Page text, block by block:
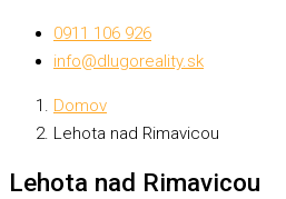
0911 106 926
info@dlugoreality.sk
Domov
Lehota nad Rimavicou
Lehota nad Rimavicou